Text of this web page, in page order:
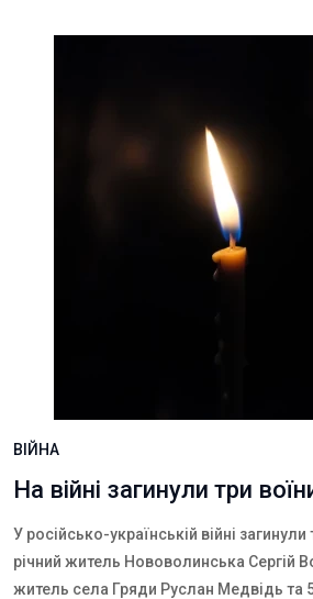
ВІЙНА
На війні загинули три
У російсько-українській війні загинули
річний житель Нововолинська Сергій
житель села Гряди Руслан Медвідь та